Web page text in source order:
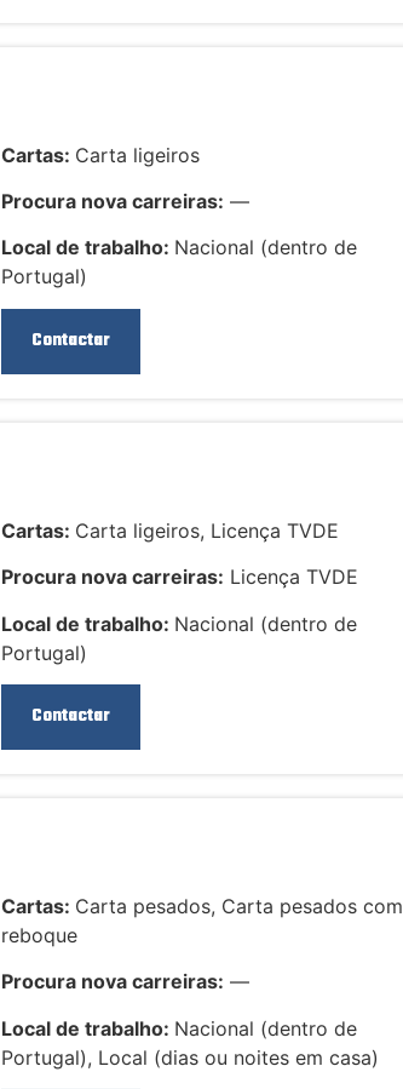
Cartas: Carta ligeiros
Procura nova carreiras: —
Local de trabalho: Nacional (dentro de
Portugal)
Contactar
Cartas: Carta ligeiros, Licença TVDE
Procura nova carreiras: Licença TVDE
Local de trabalho: Nacional (dentro de
Portugal)
Contactar
Cartas: Carta pesados, Carta pesados com
reboque
Procura nova carreiras: —
Local de trabalho: Nacional (dentro de
Portugal), Local (dias ou noites em casa)